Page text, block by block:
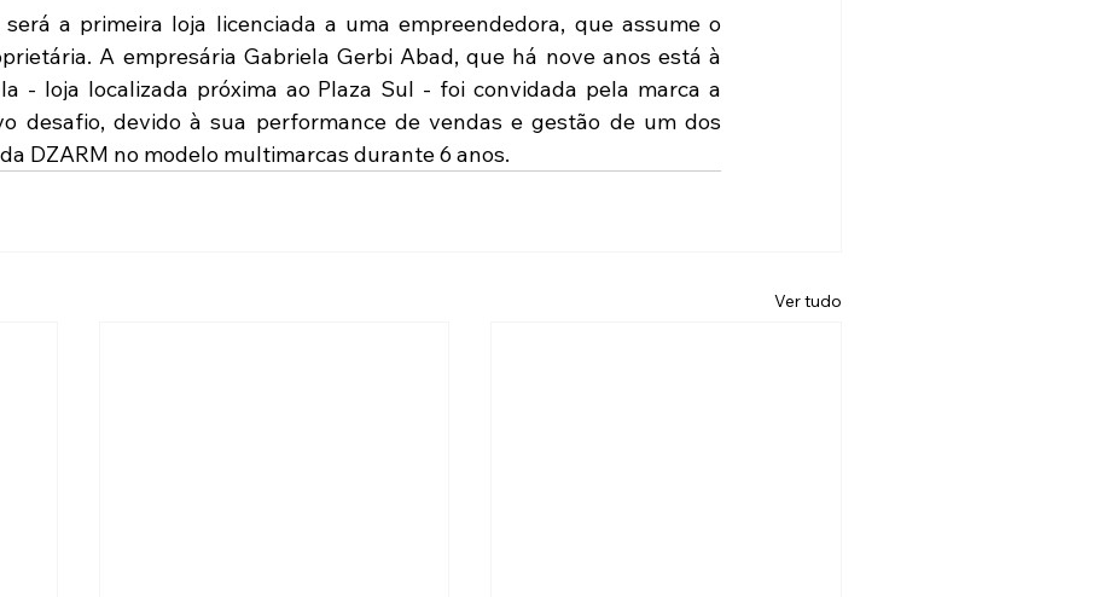
a primeira loja licenciada a uma empreendedora, que assume o
A empresária Gabriela Gerbi Abad, que há nove anos está à
- loja localizada próxima ao Plaza Sul - foi convidada pela marca a
desafio, devido à sua performance de vendas e gestão de um dos
DZARM no modelo multimarcas durante 6 anos.
Ver tudo